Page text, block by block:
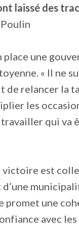
laissé des
une
« Il ne
de relancer la
les
travailler qui
est
promet une
avec